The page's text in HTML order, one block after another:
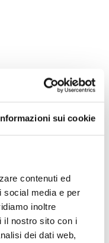
sui cookie
contenuti ed
social media e per
inoltre
il nostro sito con i
dei dati web,
– BOTTA